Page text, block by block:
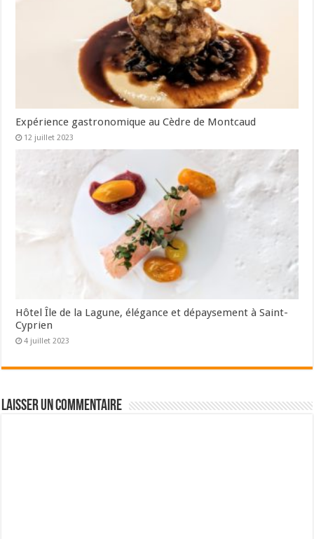
Expérience gastronomique au Cèdre de Montcaud
12 juillet 2023
Hôtel Île de la Lagune, élégance et dépaysement à Saint-
Cyprien
4 juillet 2023
Laisser un commentaire